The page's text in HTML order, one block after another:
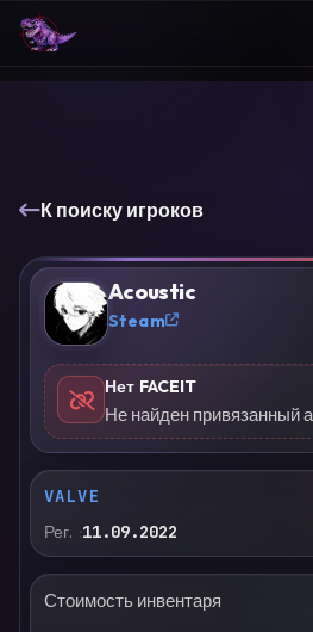
К поиску игроков
? Acoustic
Steam
Нет FACEIT
Не найден привязанный
VALVE
Рег. 11.09.2022
Стоимость инвентаря